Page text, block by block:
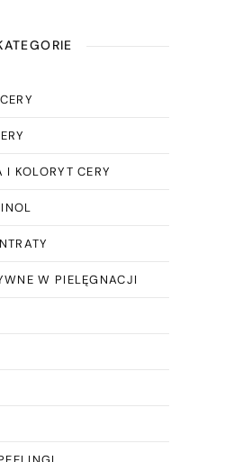
I KOLORYT CERY
W PIELĘGNACJI